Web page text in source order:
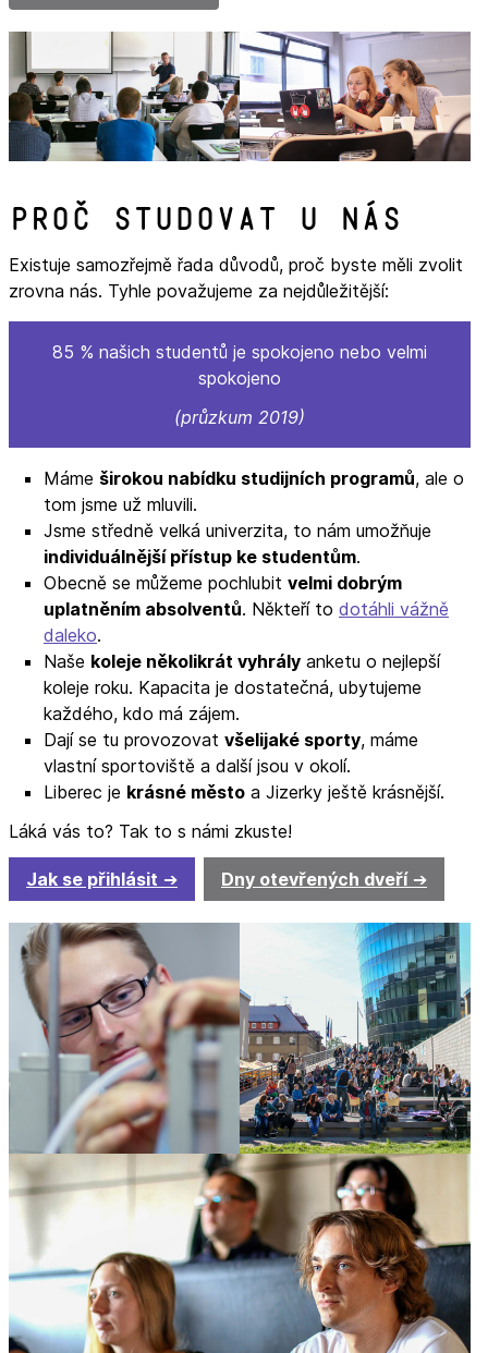
Proč studovat u nás
Existuje samozřejmě řada důvodů, proč byste měli zvolit
zrovna nás. Tyhle považujeme za nejdůležitější:
85 % našich studentů je spokojeno nebo velmi
spokojeno
(průzkum 2019)
Máme širokou nabídku studijních programů, ale o
tom jsme už mluvili.
Jsme středně velká univerzita, to nám umožňuje
individuálnější přístup ke studentům.
Obecně se můžeme pochlubit velmi dobrým
uplatněním absolventů. Někteří to dotáhli vážně
daleko.
Naše koleje několikrát vyhrály anketu o nejlepší
koleje roku. Kapacita je dostatečná, ubytujeme
každého, kdo má zájem.
Dají se tu provozovat všelijaké sporty, máme
vlastní sportoviště a další jsou v okolí.
Liberec je krásné město a Jizerky ještě krásnější.
Láká vás to? Tak to s námi zkuste!
Jak se přihlásit Dny otevřených dveří